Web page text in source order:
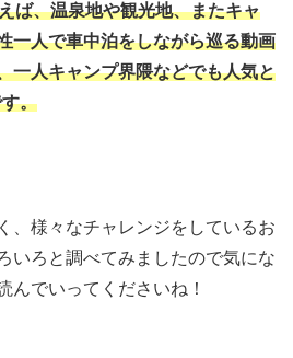
ば、温泉地や観光地、またキャ
一人で車中泊をしながら巡る動画
一人キャンプ界隈などでも人気と
。
、様々なチャレンジをしているお
いろと調べてみましたので気にな
んでいってくださいね！